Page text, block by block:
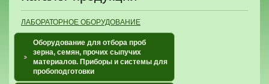
ЛАБОРАТОРНОЕ ОБОРУДОВАНИЕ
Оборудование для отбора проб
зерна, семян, прочих сыпучих
материалов. Приборы и системы для
пробоподготовки